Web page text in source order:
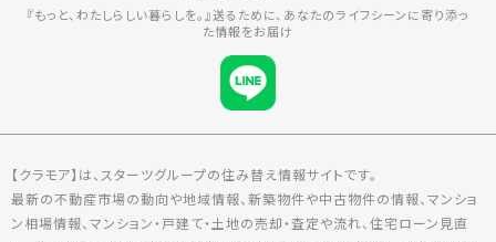
『もっと、わたしらしい暮らしを。』送るために、あなたのライフシーンに寄り添っ
た情報をお届け
【クラモア】は、スターツグループの住み替え情報サイトです。
最新の不動産市場の動向や地域情報、新築物件や中古物件の情報、マンショ
ン相場情報、マンション・戸建て・土地の売却・査定や流れ、住宅ローン見直